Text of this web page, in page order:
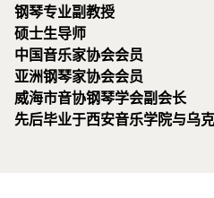
钢琴专业副教授
硕士生导师
中国音乐家协会会员
亚洲钢琴家协会会员
威海市音协钢琴学会副会长
先后毕业于西安音乐学院与乌